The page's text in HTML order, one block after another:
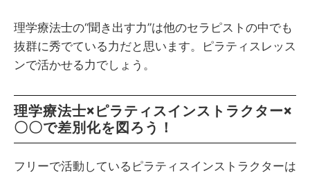
理学療法士の“聞き出す力”は他のセラピストの中でも
抜群に秀でている力だと思います。ピラティスレッス
ンで活かせる力でしょう。
理学療法士×ピラティスインストラクター×
〇〇で差別化を図ろう！
フリーで活動しているピラティスインストラクターは